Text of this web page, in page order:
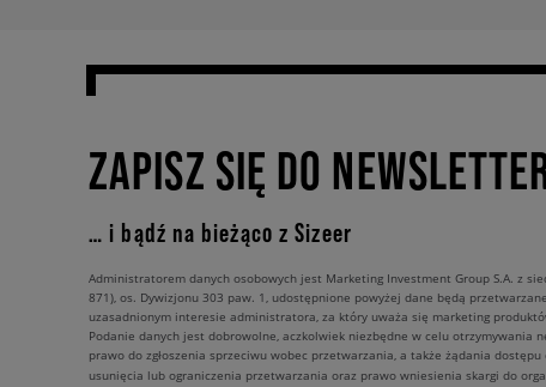
ZAPISZ SIĘ DO
… i bądź na bieżąco z Sizeer
Administratorem danych osobowych jest Marketing Investment Group S.A. z
871), os. Dywizjonu 303 paw. 1, udostępnione powyżej dane będą
uzasadnionym interesie administratora, za który uważa się marketing
Podanie danych jest dobrowolne, aczkolwiek niezbędne w celu otrzymywania
prawo do zgłoszenia sprzeciwu wobec przetwarzania, a także żądania
usunięcia lub ograniczenia przetwarzania oraz prawo wniesienia skargi do